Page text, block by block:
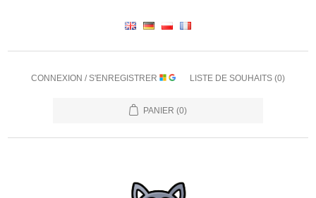
CONNEXION / S'ENREGISTRER LISTE DE SOUHAITS (0)
PANIER (0)